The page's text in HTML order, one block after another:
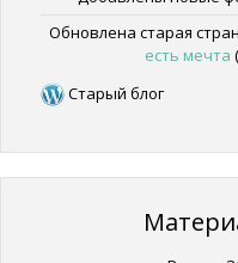
Обновлена старая
есть мечта
Старый блог